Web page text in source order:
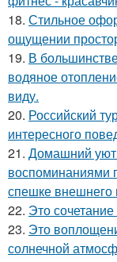
18. Стильное
ощущении
19. В
водяное
виду.
20. Российский
интересного
21. Домашний
воспоминаниями
спешке внешнего
22. Это
23. Это
солнечной